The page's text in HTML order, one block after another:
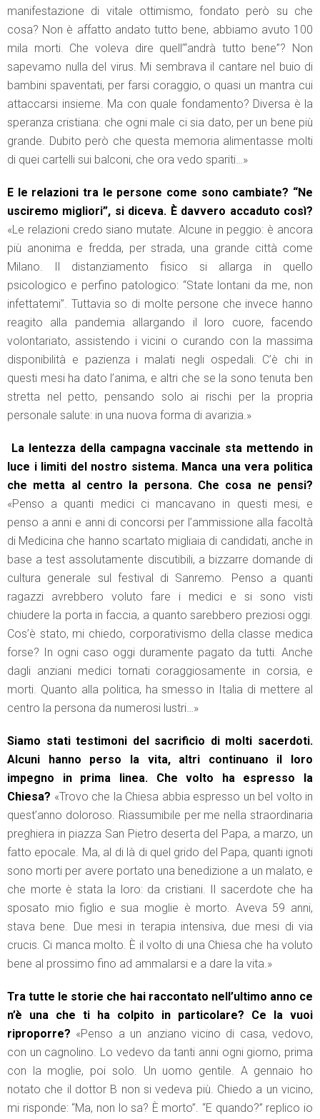
manifestazione di vitale ottimismo, fondato però su che
cosa? Non è affatto andato tutto bene, abbiamo avuto 100
mila morti. Che voleva dire quell’“andrà tutto bene”? Non
sapevamo nulla del virus. Mi sembrava il cantare nel buio di
bambini spaventati, per farsi coraggio, o quasi un mantra cui
attaccarsi insieme. Ma con quale fondamento? Diversa è la
speranza cristiana: che ogni male ci sia dato, per un bene più
grande. Dubito però che questa memoria alimentasse molti
di quei cartelli sui balconi, che ora vedo spariti…»
E le relazioni tra le persone come sono cambiate? “Ne
usciremo migliori”, si diceva. È davvero accaduto così?
«Le relazioni credo siano mutate. Alcune in peggio: è ancora
più anonima e fredda, per strada, una grande città come
Milano. Il distanziamento fisico si allarga in quello
psicologico e perfino patologico: “State lontani da me, non
infettatemi”. Tuttavia so di molte persone che invece hanno
reagito alla pandemia allargando il loro cuore, facendo
volontariato, assistendo i vicini o curando con la massima
disponibilità e pazienza i malati negli ospedali. C’è chi in
questi mesi ha dato l’anima, e altri che se la sono tenuta ben
stretta nel petto, pensando solo ai rischi per la propria
personale salute: in una nuova forma di avarizia.»
La lentezza della campagna vaccinale sta mettendo in
luce i limiti del nostro sistema. Manca una vera politica
che metta al centro la persona. Che cosa ne pensi?
«Penso a quanti medici ci mancavano in questi mesi, e
penso a anni e anni di concorsi per l’ammissione alla facoltà
di Medicina che hanno scartato migliaia di candidati, anche in
base a test assolutamente discutibili, a bizzarre domande di
cultura generale sul festival di Sanremo. Penso a quanti
ragazzi avrebbero voluto fare i medici e si sono visti
chiudere la porta in faccia, a quanto sarebbero preziosi oggi.
Cos’è stato, mi chiedo, corporativismo della classe medica
forse? In ogni caso oggi duramente pagato da tutti. Anche
dagli anziani medici tornati coraggiosamente in corsia, e
morti. Quanto alla politica, ha smesso in Italia di mettere al
centro la persona da numerosi lustri…»
Siamo stati testimoni del sacrificio di molti sacerdoti.
Alcuni hanno perso la vita, altri continuano il loro
impegno in prima linea. Che volto ha espresso la
Chiesa? «Trovo che la Chiesa abbia espresso un bel volto in
quest’anno doloroso. Riassumibile per me nella straordinaria
preghiera in piazza San Pietro deserta del Papa, a marzo, un
fatto epocale. Ma, al di là di quel grido del Papa, quanti ignoti
sono morti per avere portato una benedizione a un malato, e
che morte è stata la loro: da cristiani. Il sacerdote che ha
sposato mio figlio e sua moglie è morto. Aveva 59 anni,
stava bene. Due mesi in terapia intensiva, due mesi di via
crucis. Ci manca molto. È il volto di una Chiesa che ha voluto
bene al prossimo fino ad ammalarsi e a dare la vita.»
Tra tutte le storie che hai raccontato nell’ultimo anno ce
n’è una che ti ha colpito in particolare? Ce la vuoi
riproporre? «Penso a un anziano vicino di casa, vedovo,
con un cagnolino. Lo vedevo da tanti anni ogni giorno, prima
con la moglie, poi solo. Un uomo gentile. A gennaio ho
notato che il dottor B non si vedeva più. Chiedo a un vicino,
mi risponde: “Ma, non lo sa? È morto”. “E quando?” replico io